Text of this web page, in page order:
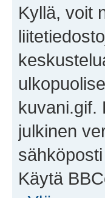
Kyllä, voit
kuvani.gif.
julkinen
Käytä